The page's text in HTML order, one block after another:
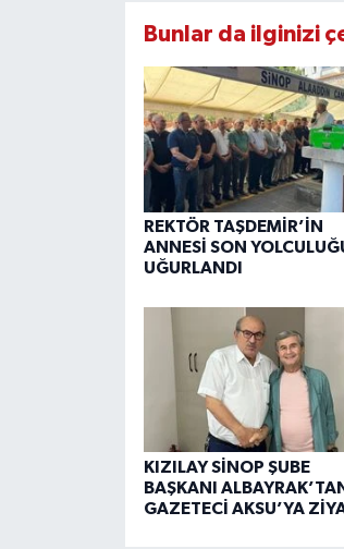
Bunlar da ilginizi
REKTÖR TAŞDEMİR’İN
ANNESİ SON
UĞURLANDI
KIZILAY SİNOP ŞUBE
BAŞKANI
GAZETECİ AKSU’YA